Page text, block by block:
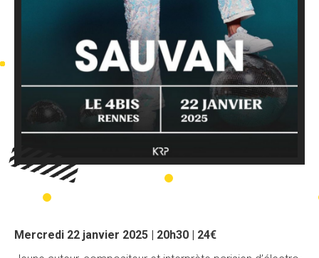
Mercredi 22 janvier 2025 | 20h30 | 24€